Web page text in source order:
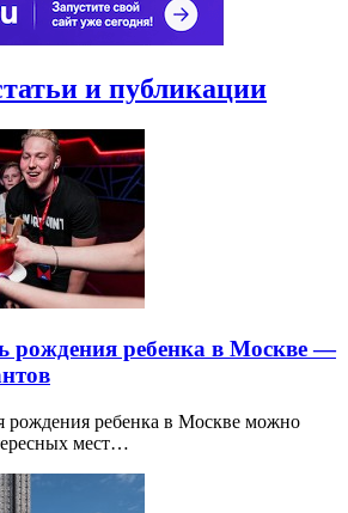
и публикации
рождения ребенка в Москве —
рождения ребенка в Москве можно
мест…